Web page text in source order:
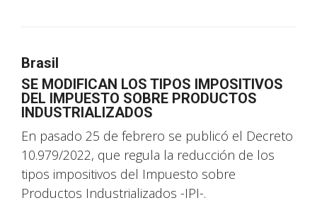
Brasil
SE MODIFICAN LOS TIPOS IMPOSITIVOS
DEL IMPUESTO SOBRE PRODUCTOS
INDUSTRIALIZADOS
En pasado 25 de febrero se publicó el Decreto
10.979/2022, que regula la reducción de los
tipos impositivos del Impuesto sobre
Productos Industrializados -IPI-.